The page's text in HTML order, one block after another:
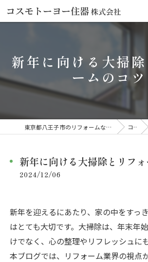
新年に向ける大掃
ームのコツ
東京都八王子市のリフォームならコスモトーヨー住器株式会社 コラム
新年に向ける大掃除とリフ
2024/12/06
新年を迎えるにあたり、家の中をすっ
はとても大切です。大掃除は、年末年
けでなく、心の整理やリフレッシュに
本ブログでは、リフォーム業界の視点